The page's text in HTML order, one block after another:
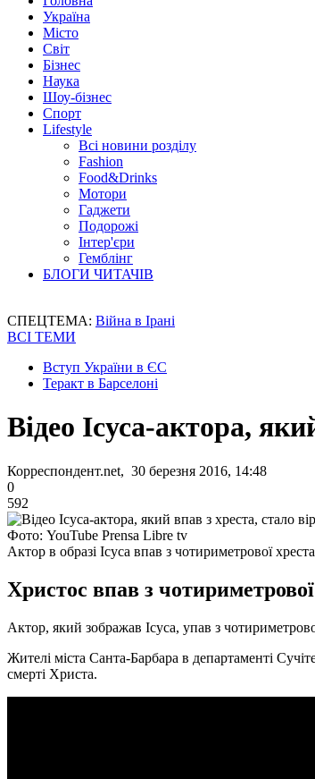
Україна
Місто
Світ
Бізнес
Наука
Шоу-бізнес
Спорт
Lifestyle
Всі новини розділу
Fashion
Food&Drinks
Мотори
Гаджети
Подорожі
Інтер'єри
Гемблінг
БЛОГИ ЧИТАЧІВ
СПЕЦТЕМА: Війна в Ірані
ВСІ ТЕМИ
Вступ України в ЄС
Теракт в Барселоні
Відео Ісуса-актора,
Корреспондент.net, 30 березня 2016, 14:48
0
592
Фото: YouTube Prensa Libre tv
Актор в образі Ісуса впав з чотириметрової хреста
Христос впав з
Актор, який зображав Ісуса, упав з
Жителі міста Санта-Барбара в департаменті
смерті Христа.